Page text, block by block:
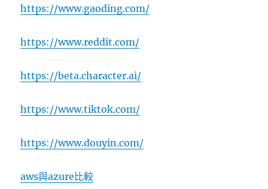
https://www.gaoding.com/
https://www.reddit.com/
https://beta.character.ai/
https://www.tiktok.com/
https://www.douyin.com/
aws與azure比較